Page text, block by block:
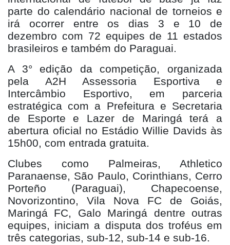
parte do calendário nacional de torneios e
irá ocorrer entre os dias 3 e 10 de
dezembro com 72 equipes de 11 estados
brasileiros e também do Paraguai.
A 3° edição da competição, organizada
pela A2H Assessoria Esportiva e
Intercâmbio Esportivo, em parceria
estratégica com a Prefeitura e Secretaria
de Esporte e Lazer de Maringá terá a
abertura oficial no Estádio Willie Davids às
15h00, com entrada gratuita.
Clubes como Palmeiras, Athletico
Paranaense, São Paulo, Corinthians, Cerro
Porteño (Paraguai), Chapecoense,
Novorizontino, Vila Nova FC de Goiás,
Maringá FC, Galo Maringá dentre outras
equipes, iniciam a disputa dos troféus em
três categorias, sub-12, sub-14 e sub-16.